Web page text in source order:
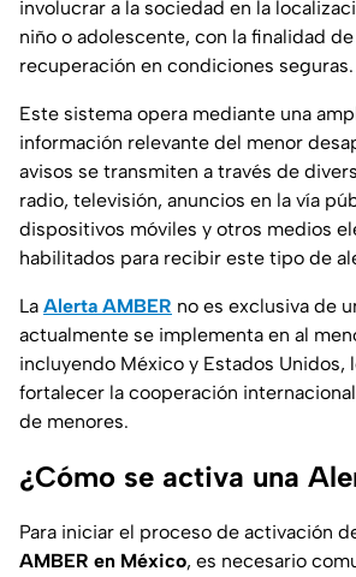
involucrar a la sociedad en la
niño o adolescente, con la finalidad
recuperación en condiciones seguras.
Este sistema opera mediante una
información relevante del menor
avisos se transmiten a través de
radio, televisión, anuncios en la vía
dispositivos móviles y otros medios
habilitados para recibir este tipo de
La Alerta AMBER no es exclusiva de
actualmente se implementa en al
incluyendo México y Estados Unidos,
fortalecer la cooperación
de menores.
¿Cómo se activa una
Para iniciar el proceso de activación
AMBER en México, es necesario